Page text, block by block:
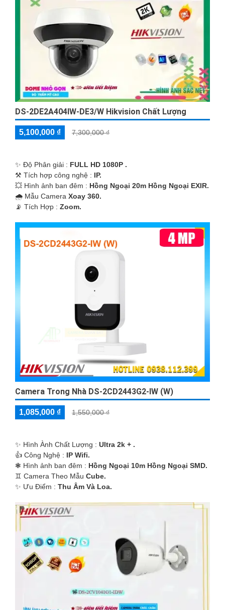
DS-2DE2A404IW-DE3/W Hikvision Chất Lượng
5,100,000 ₫ 7,300,000 ₫
✨ Độ Phân giải : FULL HD 1080P .
⚒ Tích hợp công nghệ : IP.
💥 Hình ảnh ban đêm : Hồng Ngoại 20m Hồng Ngoại EXIR.
🌧️ Mẫu Camera Xoay 360.
️📡 Tích Hợp : Zoom.
Camera Trong Nhà DS-2CD2443G2-IW (W)
1,085,000 ₫ 1,550,000 ₫
✨ Hình Ành Chất Lượng : Ultra 2k + .
👍 Công Nghệ : IP Wifi.
❃ Hình ảnh ban đêm : Hồng Ngoại 10m Hồng Ngoại SMD.
♊ Camera Theo Mẫu Cube.
️✨ Ưu Điểm : Thu Âm Và Loa.